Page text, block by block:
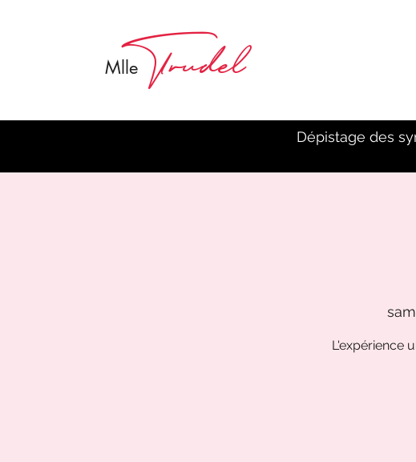
Trudel
M lle
Dépistage des
L'expérience